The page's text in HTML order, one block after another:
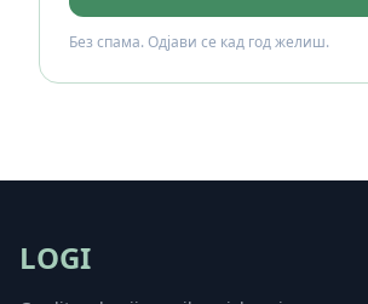
Без спама. Одјави се кад год желиш.
LOGI